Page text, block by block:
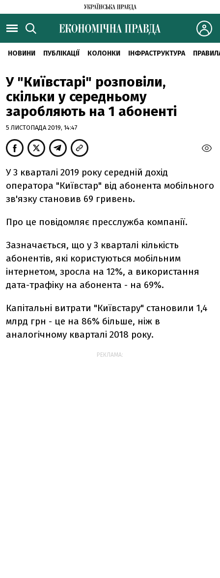
НОВИНИ ПУБЛІКАЦІЇ КОЛОНКИ ІНФРАСТРУКТУРА
У "Київстарі" розповіли,
скільки у середньому
заробляють на 1 абоненті
5 ЛИСТОПАДА 2019, 14:47
У 3 кварталі 2019 року середній дохід
оператора "Київстар" від абонента мобільного
зв'язку становив 69 гривень.
Про це повідомляє пресслужба компанії.
Зазначається, що у 3 кварталі кількість
абонентів, які користуються мобільним
інтернетом, зросла на 12%, а використання
дата-трафіку на абонента - на 69%.
Капітальні витрати "Київстару" становили 1,4
млрд грн - це на 86% більше, ніж в
аналогічному кварталі 2018 року.
РЕКЛАМА: